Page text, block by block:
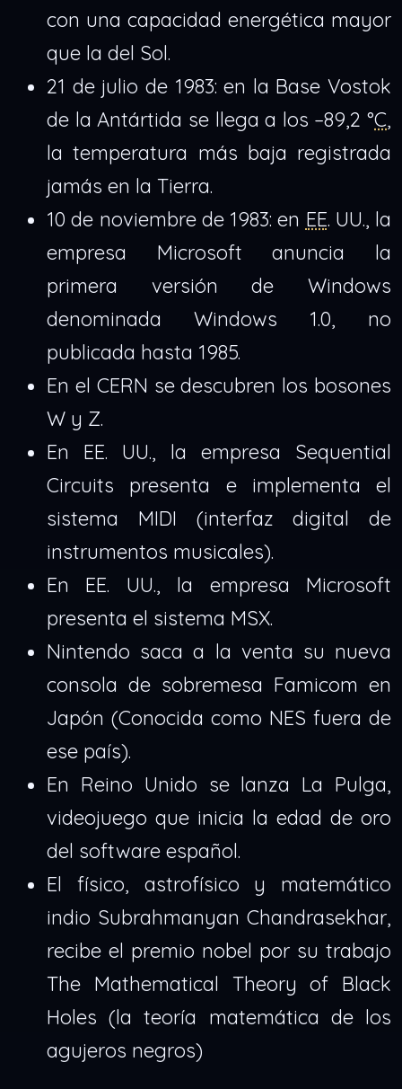
con una capacidad energética mayor
que la del Sol.
21 de julio de 1983: en la Base Vostok
de la Antártida se llega a los –89,2 °C,
la temperatura más baja registrada
jamás en la Tierra.
10 de noviembre de 1983: en EE. UU., la
empresa Microsoft anuncia la
primera versión de Windows
denominada Windows 1.0, no
publicada hasta 1985.
En el CERN se descubren los bosones
W y Z.
En EE. UU., la empresa Sequential
Circuits presenta e implementa el
sistema MIDI (interfaz digital de
instrumentos musicales).
En EE. UU., la empresa Microsoft
presenta el sistema MSX.
Nintendo saca a la venta su nueva
consola de sobremesa Famicom en
Japón (Conocida como NES fuera de
ese país).
En Reino Unido se lanza La Pulga,
videojuego que inicia la edad de oro
del software español.
El físico, astrofísico y matemático
indio Subrahmanyan Chandrasekhar,
recibe el premio nobel por su trabajo
The Mathematical Theory of Black
Holes (la teoría matemática de los
agujeros negros)